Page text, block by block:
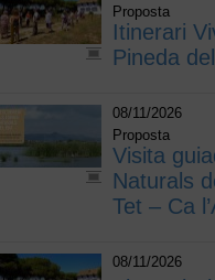
Proposta
Itinerari
Pineda
08/11/2026
Proposta
Visita
Naturals
Tet – Ca
08/11/2026